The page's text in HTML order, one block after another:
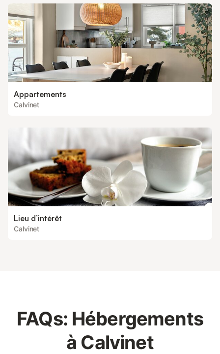
Appartements
Calvinet
Lieu d’intérêt
Calvinet
FAQs: Hébergements
à Calvinet